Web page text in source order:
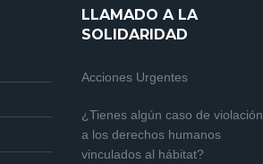
LLAMADO A LA
SOLIDARIDAD
Acciones Urgentes
¿Tienes algún caso de violación
a los derechos humanos
vinculados al hábitat?